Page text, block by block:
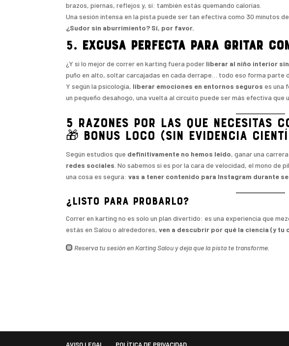
brazos, piernas, reflejos y, sí: también estás quemando calorías.
Una sesión intensa en la pista puede ser tan efectiva como 30 minutos
¿Sudor sin aburrimiento? Sí, por favor.
5. Excusa perfecta para gritar
¿Y si lo mejor de correr en karting fuera poder liberar al niño interior
puño en alto, soltar carcajadas en cada derrape… todo eso forma parte
Y según la psicología, liberar emociones en entornos seguros es una
un pequeño desahogo, una vuelta al circuito puede ser más efectiva que
5 razones por las que necesitas
🎁 Bonus Loco (sin evidencia
Según estudios que definitivamente no hemos leído, ganar una
redes sociales . No sabemos si es por la cara de velocidad, el mono de
una cosa es segura:vas a tener contenido para Instagram durante
¿Listo para probarlo?
Correr en karting no es solo un plan divertido: es una experiencia que
estás en Salou o alrededores,ven a descubrir por qué la ciencia (y tu
🛞 Reserva tu sesión en Karting Salou y deja que la pista te transforme.